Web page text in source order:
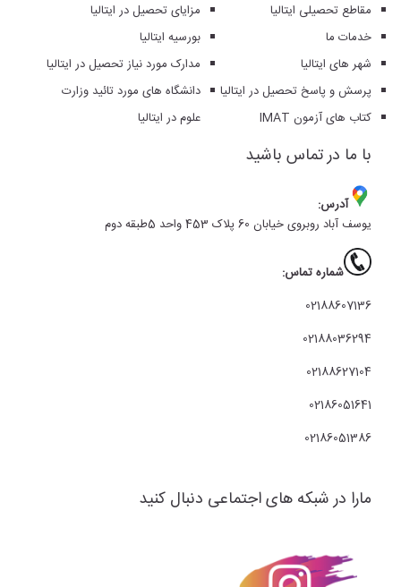
مزایای تحصیل در ایتالیا
بورسیه ایتالیا
مدارک مورد نیاز تحصیل در ایتالیا
دانشگاه های مورد تائید وزارت
علوم در ایتالیا
مقاطع تحصیلی ایتالیا
خدمات ما
شهر های ایتالیا
پرسش و پاسخ تحصیل در ایتالیا
کتاب های آزمون IMAT
با ما در تماس باشید
آدرس:
یوسف آباد روبروی خیابان 60 پلاک 453 واحد 5طبقه دوم
شماره تماس:
02188607136
02188036294
02188627104
02186051641
02186051386
مارا در شبکه های اجتماعی دنبال کنید